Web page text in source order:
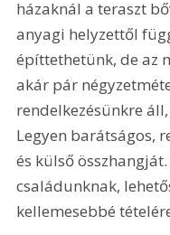
házaknál a teraszt
anyagi helyzettől
építtethetünk, de az
akár pár
rendelkezésünkre
Legyen barátságos,
és külső
családunknak,
kellemesebbé